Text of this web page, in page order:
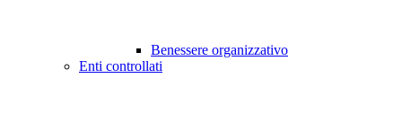
Benessere organizzativo
Enti controllati